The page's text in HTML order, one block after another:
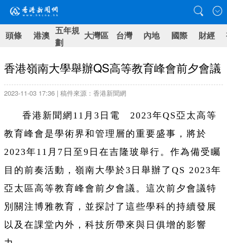
頭條 港澳 五年規
劃
大灣區 台灣 內地 國際 財經
香港嶺南大學舉辦QS高等教育峰會前夕會議
2023-11-03 17:36 | 稿件來源：香港新聞網
香港新聞網11月3日電 2023年QS亞太高等
教育峰會是學術界和管理層的重要盛事，將於
2023年11月7日至9日在吉隆玻舉行。作為備受矚
目的前奏活動，嶺南大學於3日舉辦了QS 2023年
亞太區高等教育峰會前夕會議。這次前夕會議特
別關注博雅教育，並探討了這些學科的持續發展
以及在課堂內外，科技所帶來與日俱增的影響